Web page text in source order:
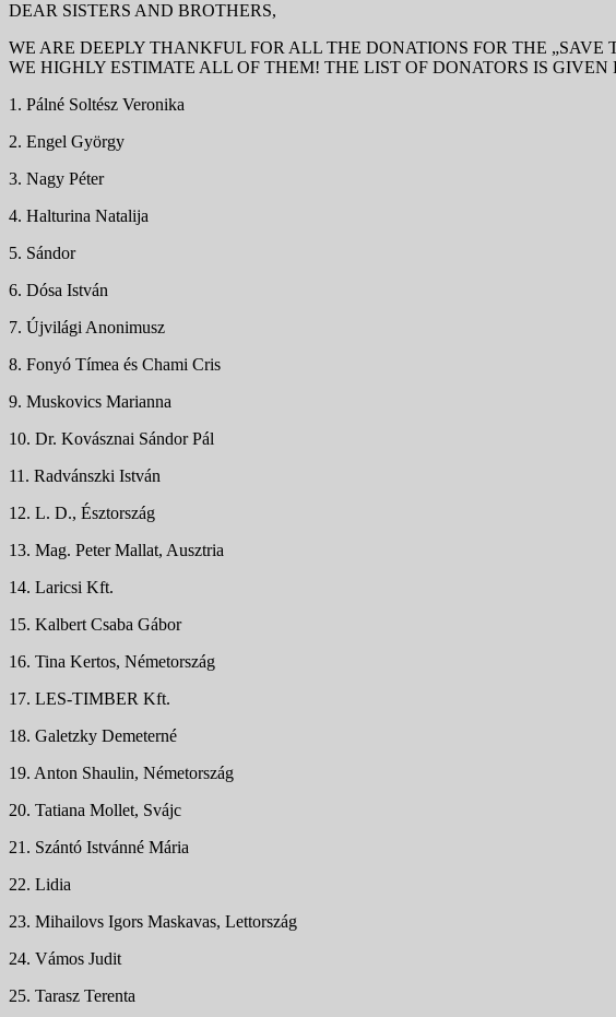
DEAR SISTERS AND BROTHERS,
WE ARE DEEPLY THANKFUL FOR ALL THE DONATIONS FOR THE
WE HIGHLY ESTIMATE ALL OF THEM! THE LIST OF DONATORS IS GIVEN
1. Pálné Soltész Veronika
2. Engel György
3. Nagy Péter
4. Halturina Natalija
5. Sándor
6. Dósa István
7. Újvilági Anonimusz
8. Fonyó Tímea és Chami Cris
9. Muskovics Marianna
10. Dr. Kovásznai Sándor Pál
11. Radvánszki István
12. L. D., Észtország
13. Mag. Peter Mallat, Ausztria
14. Laricsi Kft.
15. Kalbert Csaba Gábor
16. Tina Kertos, Németország
17. LES-TIMBER Kft.
18. Galetzky Demeterné
19. Anton Shaulin, Németország
20. Tatiana Mollet, Svájc
21. Szántó Istvánné Mária
22. Lidia
23. Mihailovs Igors Maskavas, Lettország
24. Vámos Judit
25. Tarasz Terenta